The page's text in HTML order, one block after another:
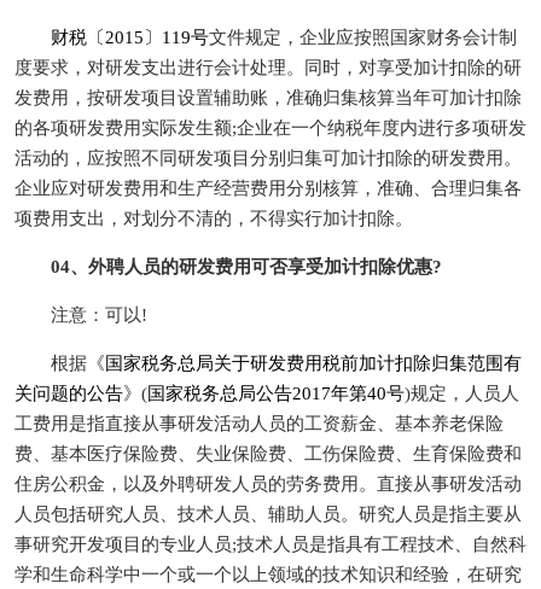
财税〔2015〕119号文件规定，企业应按照国家财务会计制
度要求，对研发支出进行会计处理。同时，对享受加计扣除的研
发费用，按研发项目设置辅助账，准确归集核算当年可加计扣除
的各项研发费用实际发生额;企业在一个纳税年度内进行多项研发
活动的，应按照不同研发项目分别归集可加计扣除的研发费用。
企业应对研发费用和生产经营费用分别核算，准确、合理归集各
项费用支出，对划分不清的，不得实行加计扣除。
04、外聘人员的研发费用可否享受加计扣除优惠?
注意：可以!
根据《国家税务总局关于研发费用税前加计扣除归集范围有
关问题的公告》(国家税务总局公告2017年第40号)规定，人员人
工费用是指直接从事研发活动人员的工资薪金、基本养老保险
费、基本医疗保险费、失业保险费、工伤保险费、生育保险费和
住房公积金，以及外聘研发人员的劳务费用。直接从事研发活动
人员包括研究人员、技术人员、辅助人员。研究人员是指主要从
事研究开发项目的专业人员;技术人员是指具有工程技术、自然科
学和生命科学中一个或一个以上领域的技术知识和经验，在研究